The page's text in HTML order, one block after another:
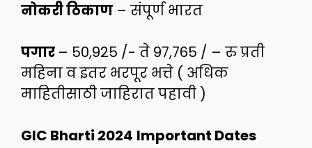
नोकरी ठिकाण – संपूर्ण भारत
पगार – 50,925 /- ते 97,765 / – रु प्रती
महिना व इतर भरपूर भत्ते ( अधिक
माहितीसाठी जाहिरात पहावी )
GIC Bharti 2024 Important Dates